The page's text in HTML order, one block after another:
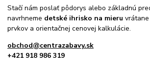
Stačí nám poslať pôdorys alebo základnú
navrhneme detské ihrisko na mieru
prvkov a orientačnej cenovej kalkulácie.
obchod@centrazabavy.sk
+421 918 986 319